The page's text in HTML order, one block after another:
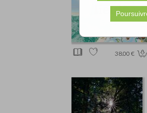
38.00 €